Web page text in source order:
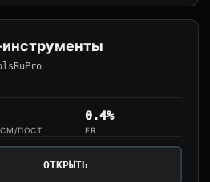
ПОСТ
0.4%
ER
ОТКРЫТЬ